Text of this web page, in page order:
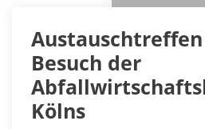
Austauschtreffen
Besuch der
Kölns